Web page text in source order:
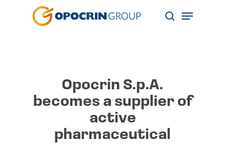
search
Menu
Opocrin S.p.A.
becomes a supplier of
active
pharmaceutical